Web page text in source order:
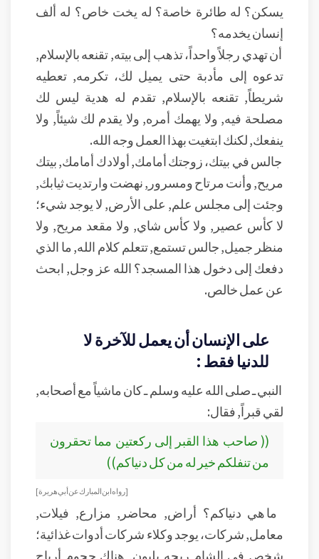
يسكن؟ له طائرة خاصة؟ له يخت خاص؟ له ألف
إنسان يخدمه؟
أن تهدي رجلاً واحداً، تذهب إلى بيته, تقنعه بالإسلام,
تدعوه إلى مأدبة حتى يميل لك، تكرمه, تعطيه
شريطاً, تقنعه بالإسلام, تقدم له هدية ليس لك
مصلحة فيه, ولا يهمك أمره, ولا يقدم لك شيئاً, ولا
ينفعك, لكنك ابتغيت بهذا العمل وجه الله.
جالس في بيتك، زوجتك أمامك, أولادك أمامك, بيتك
مريح, وأنت مرتاح ومسرور, نهضت وارتديت ثيابك,
وجئت إلى مجلس علم, على الأرض, لا يوجد شيء؛
لا كأس عصير, ولا كأس شاي, ولا مقعد مريح, ولا
منظر جميل, جالس تستمع, تتعلم كلام الله, ما الذي
دفعك إلى دخول هذا المسجد؟ الله عز وجل, ابحث
عن عمل خالص.
على الإنسان أن يعمل للآخرة لا
للدنيا فقط :
النبي ـ صلى الله عليه وسلم ـ كان ماشياً مع أصحابه,
لقي قبراً, فقال:
(( صاحب هذا القبر إلى ركعتين مما تحقرون
من تنفلكم خير له من كل دنياكم))
[ رواه ابن المبارك عن أبي هريرة ]
ما هي دنياكم؟ أراض, محاضر, مزارع, فيلات,
معامل, شركات، يوجد وكلاء شركات أدوات غذائية؛
شخص في الشام ربحه بليون, هناك حجوم أرباح